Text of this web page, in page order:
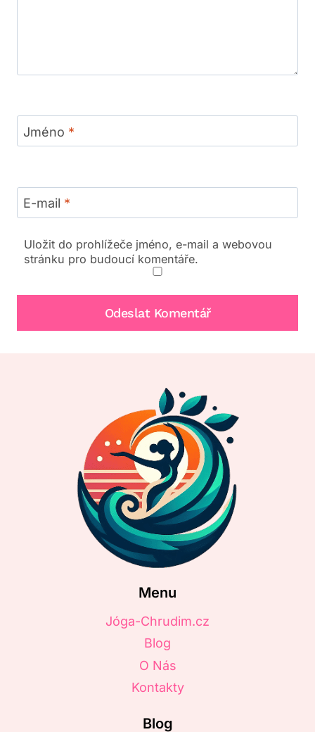
Jméno *
E-mail *
Uložit do prohlížeče jméno, e-mail a webovou
stránku pro budoucí komentáře.
Menu
Jóga-Chrudim.cz
Blog
O Nás
Kontakty
Blog